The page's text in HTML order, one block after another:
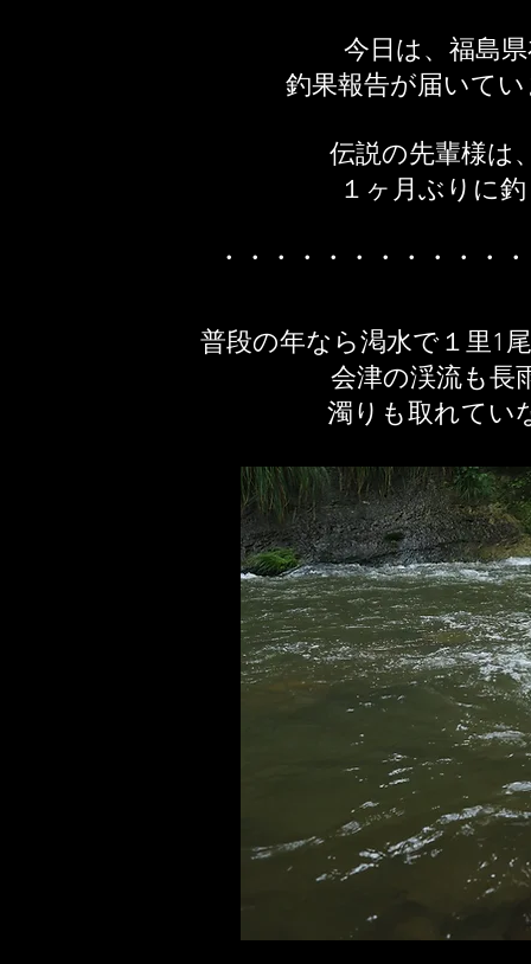
今日は、福島
釣果報告が届いて
伝説の先輩様は
１ヶ月ぶりに
・・・・・・・・・・・
普段の年なら渇水で１里1
会津の渓流も長
濁りも取れてい